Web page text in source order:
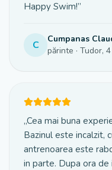
Happy Swim!”
C
Cumpanas
părinte · Tudor,
„Cea mai buna
Bazinul este incalzit,
antrenoarea este
in parte. Dupa ora